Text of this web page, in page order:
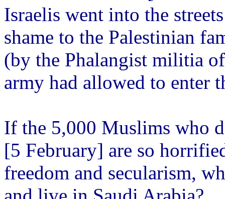
Israelis went into the
shame to the Palestinian
(by the Phalangist militia
army had allowed to enter
If the 5,000 Muslims who
[5 February] are so
freedom and secularism,